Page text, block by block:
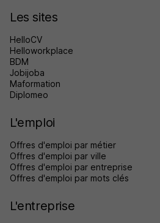
Les sites
HelloCV
Helloworkplace
BDM
Jobijoba
Maformation
Diplomeo
L'emploi
Offres d'emploi par métier
Offres d'emploi par ville
Offres d'emploi par entreprise
Offres d'emploi par mots clés
L'entreprise